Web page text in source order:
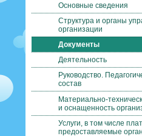
Основные сведения
Структура и органы
организации
Документы
Деятельность
Руководство.
состав
Материально-
и оснащенность
Услуги, в том числе
предоставляемые